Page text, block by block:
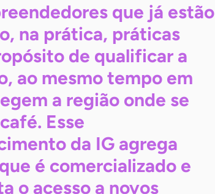
que já estão
na prática, práticas
de qualificar a
ao mesmo tempo em
a região onde se
Esse
da IG agrega
é comercializado e
o acesso a novos